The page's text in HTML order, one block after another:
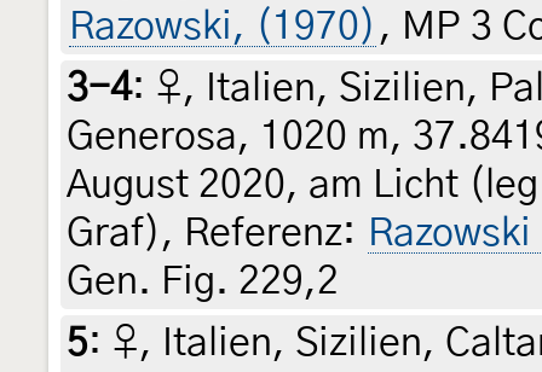
Razowski, (1970) , MP 3
3-4: ♀, Italien, Sizilien,
Generosa, 1020 m,
August 2020, am Licht
Graf), Referenz:
Gen. Fig. 229,2
5: ♀, Italien, Sizilien,